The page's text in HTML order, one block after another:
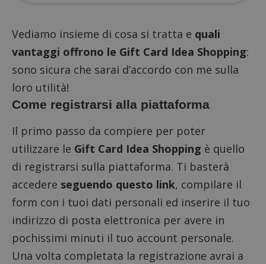
Vediamo insieme di cosa si tratta e quali
vantaggi offrono le Gift Card Idea Shopping:
sono sicura che sarai d’accordo con me sulla
loro utilità!
Come registrarsi alla piattaforma
Il primo passo da compiere per poter
utilizzare le Gift Card Idea Shopping è quello
di registrarsi sulla piattaforma. Ti basterà
accedere seguendo questo link, compilare il
form con i tuoi dati personali ed inserire il tuo
indirizzo di posta elettronica per avere in
pochissimi minuti il tuo account personale.
Una volta completata la registrazione avrai a